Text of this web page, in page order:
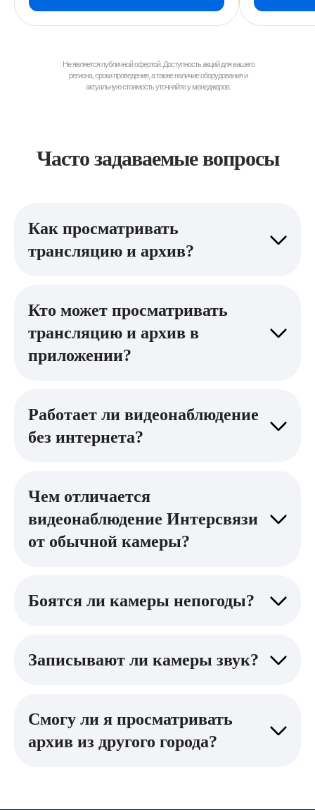
Не является публичной офертой. Доступность акций для вашего
региона, сроки проведения, а также наличие оборудования и
актуальную стоимость уточняйте у менеджеров.
Часто задаваемые вопросы
Как просматривать
трансляцию и архив?
Кто может просматривать
трансляцию и архив в
приложении?
Работает ли видеонаблюдение
без интернета?
Чем отличается
видеонаблюдение Интерсвязи
от обычной камеры?
Боятся ли камеры непогоды?
Записывают ли камеры звук?
Смогу ли я просматривать
архив из другого города?